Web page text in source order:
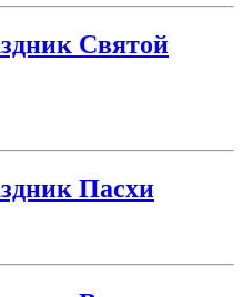
Святой
Пасхи